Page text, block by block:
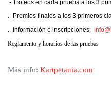
.- Trofeos en cada prueba a los 3
.- Premios finales a los 3 primeros
.- Información e inscripciones;
Reglamento y horarios de las pruebas
Más info: Kartpetania.com